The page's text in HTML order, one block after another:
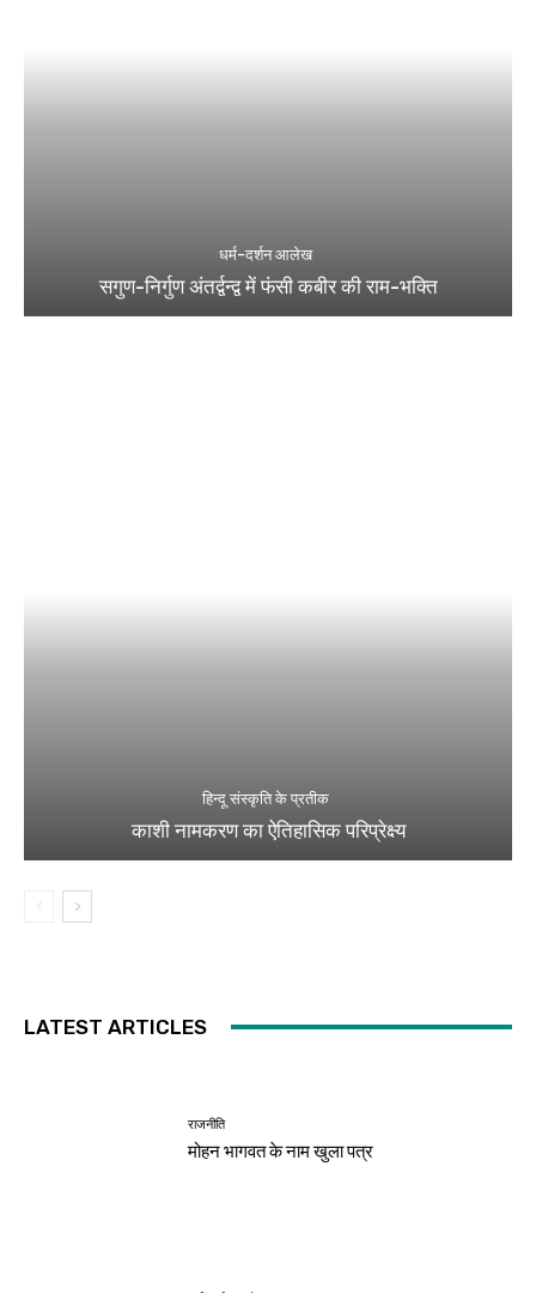
धर्म-दर्शन आलेख
सगुण-निर्गुण अंतर्द्वन्द्व में फंसी कबीर की राम-भक्ति
हिन्दू संस्कृति के प्रतीक
काशी नामकरण का ऐतिहासिक परिप्रेक्ष्य
LATEST ARTICLES
राजनीति
मोहन भागवत के नाम खुला पत्र